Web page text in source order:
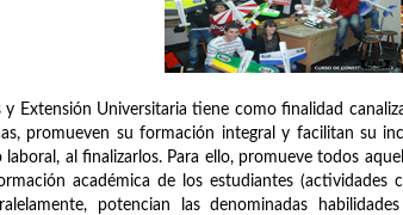
y Extensión Universitaria tiene como finalidad
promueven su formación integral y facilitan su
al finalizarlos. Para ello, promueve todos
académica de los estudiantes (actividades
potencian las denominadas